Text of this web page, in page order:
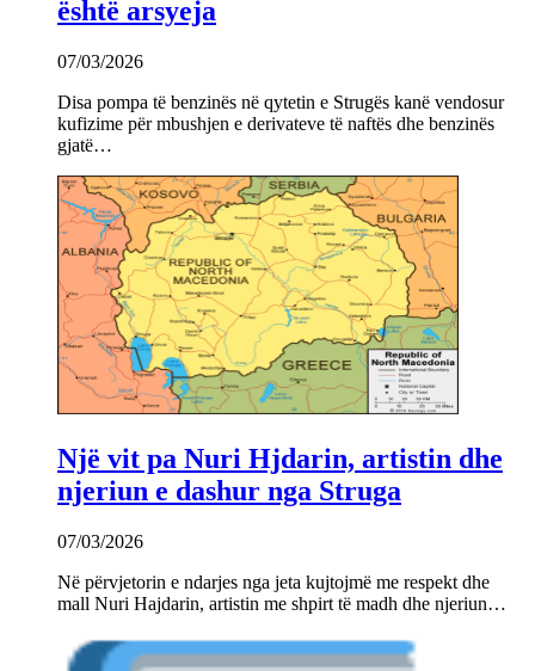
është arsyeja
07/03/2026
Disa pompa të benzinës në qytetin e Strugës kanë vendosur
kufizime për mbushjen e derivateve të naftës dhe benzinës
gjatë…
Një vit pa Nuri Hjdarin, artistin dhe
njeriun e dashur nga Struga
07/03/2026
Në përvjetorin e ndarjes nga jeta kujtojmë me respekt dhe
mall Nuri Hajdarin, artistin me shpirt të madh dhe njeriun…